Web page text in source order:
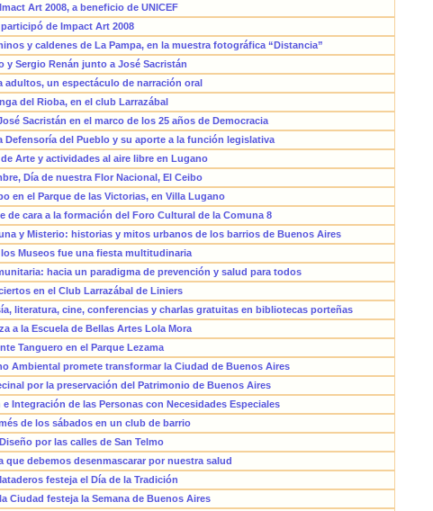
Art 2008, a beneficio de UNICEF
de Impact Art 2008
y caldenes de La Pampa, en la muestra fotográfica “Distancia”
y Sergio Renán junto a José Sacristán
adultos, un espectáculo de narración oral
del Rioba, en el club Larrazábal
Sacristán en el marco de los 25 años de Democracia
Defensoría del Pueblo y su aporte a la función legislativa
Arte y actividades al aire libre en Lugano
Día de nuestra Flor Nacional, El Ceibo
en el Parque de las Victorias, en Villa Lugano
de cara a la formación del Foro Cultural de la Comuna 8
y Misterio: historias y mitos urbanos de los barrios de Buenos Aires
Museos fue una fiesta multitudinaria
hacia un paradigma de prevención y salud para todos
en el Club Larrazábal de Liniers
literatura, cine, conferencias y charlas gratuitas en bibliotecas porteñas
a la Escuela de Bellas Artes Lola Mora
Tanguero en el Parque Lezama
Ambiental promete transformar la Ciudad de Buenos Aires
por la preservación del Patrimonio de Buenos Aires
Integración de las Personas con Necesidades Especiales
de los sábados en un club de barrio
por las calles de San Telmo
que debemos desenmascarar por nuestra salud
festeja el Día de la Tradición
Ciudad festeja la Semana de Buenos Aires